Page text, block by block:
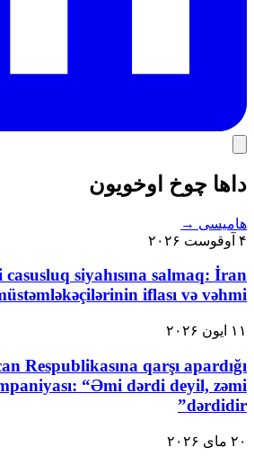
داها چوخ اوخویون
هامیسی →
۴ آوقوست ۲۰۲۶
siyahısına salmaq: İran
iflası və vəhmi
۱۱ ایون ۲۰۲۶
Respublikasına qarşı apardığı
“Əmi dərdi deyil, zəmi
dərdidir”
۲۰ مای ۲۰۲۶